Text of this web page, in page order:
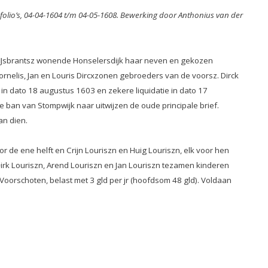
04-04-1604 t/m 04-05-1608. Bewerking door Anthonius van der
wonende Honselersdijk haar neven en gekozen
Jan en Louris Dircxzonen gebroeders van de voorsz. Dirck
dato 18 augustus 1603 en zekere liquidatie in dato 17
van Stompwijk naar uitwijzen de oude principale brief.
dien.
de ene helft en Crijn Louriszn en Huig Louriszn, elk voor hen
Louriszn, Arend Louriszn en Jan Louriszn tezamen kinderen
belast met 3 gld per jr (hoofdsom 48 gld). Voldaan